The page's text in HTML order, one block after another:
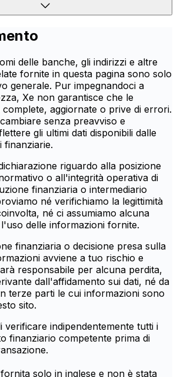
delle banche, gli indirizzi e altre
fornite in questa pagina sono solo
generale. Pur impegnandoci a
Xe non garantisce che le
aggiornate o prive di errori.
senza preavviso e
gli ultimi dati disponibili dalle
finanziarie.
riguardo alla posizione
o all'integrità operativa di
finanziaria o intermediario
né verifichiamo la legittimità
né ci assumiamo alcuna
delle informazioni fornite.
finanziaria o decisione presa sulla
avviene a tuo rischio e
responsabile per alcuna perdita,
dall'affidamento sui dati, né da
terze parti le cui informazioni sono
sito.
verificare indipendentemente tutti i
finanziario competente prima di
solo in inglese e non è stata